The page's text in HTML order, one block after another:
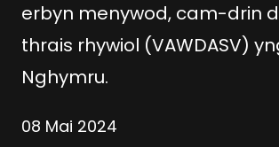
erbyn menywod, cam-drin
thrais rhywiol (VAWDASV)
Nghymru.
08 Mai 2024